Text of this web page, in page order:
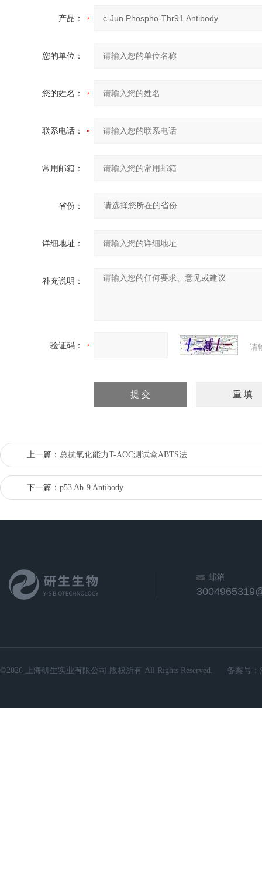
产品：
您的单位：
您的姓名：
联系电话：
常用邮箱：
省份：
详细地址：
补充说明：
验证码： 请
上一篇： 总抗氧化能力T-AOC测试盒ABTS法
下一篇： p53 Ab-9 Antibody
邮箱
©2026 上海研生实业有限公司 版权所有 All Rights Reserved. 备案号：